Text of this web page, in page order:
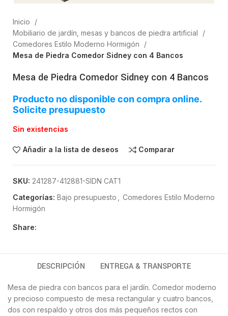
Inicio
Mobiliario de jardín, mesas y bancos de piedra artificial
Comedores Estilo Moderno Hormigón
Mesa de Piedra Comedor Sidney con 4 Bancos
Mesa de Piedra Comedor Sidney con 4 Bancos
Producto no disponible con compra online.
Solicite presupuesto
Sin existencias
Añadir a la lista de deseos Comparar
SKU: 241287-412881-SIDN CAT1
Categorías: Bajo presupuesto
Comedores Estilo Moderno
Hormigón
Share:
DESCRIPCIÓN ENTREGA & TRANSPORTE
Mesa de piedra con bancos para el jardín. Comedor moderno
y precioso compuesto de mesa rectangular y cuatro bancos,
dos con respaldo y otros dos más pequeños rectos con